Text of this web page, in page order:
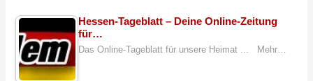
Hessen-Tageblatt – Deine Online-Zeitung
für…
Das Online-Tageblatt für unsere Heimat ... Mehr…